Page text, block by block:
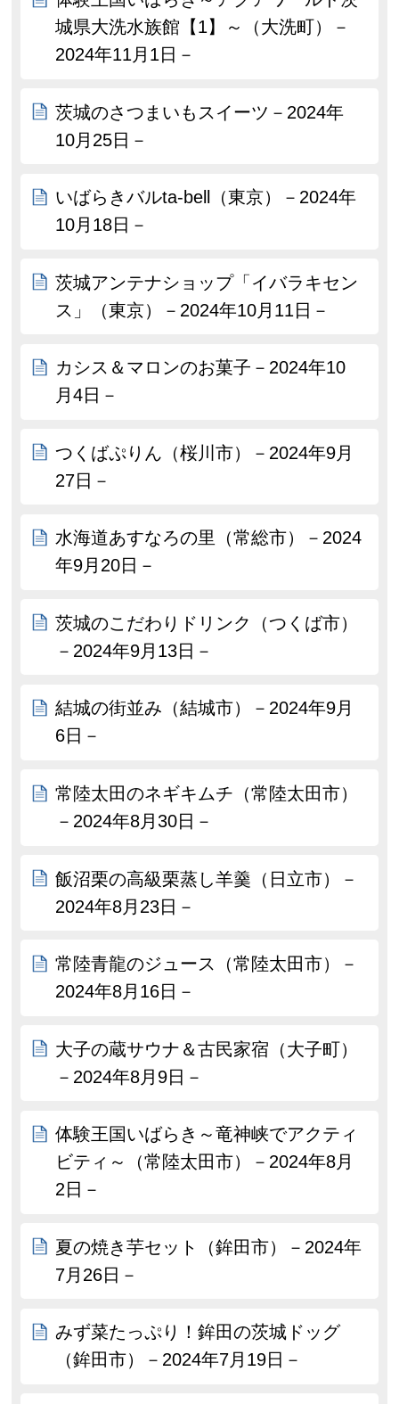
城県大洗水族館【1】～（大洗町）－
2024年11月1日－
茨城のさつまいもスイーツ－2024年
10月25日－
いばらきバルta-bell（東京）－2024年
10月18日－
茨城アンテナショップ「イバラキセン
ス」（東京）－2024年10月11日－
カシス＆マロンのお菓子－2024年10
月4日－
つくばぷりん（桜川市）－2024年9月
27日－
水海道あすなろの里（常総市）－2024
年9月20日－
茨城のこだわりドリンク（つくば市）
－2024年9月13日－
結城の街並み（結城市）－2024年9月
6日－
常陸太田のネギキムチ（常陸太田市）
－2024年8月30日－
飯沼栗の高級栗蒸し羊羹（日立市）－
2024年8月23日－
常陸青龍のジュース（常陸太田市）－
2024年8月16日－
大子の蔵サウナ＆古民家宿（大子町）
－2024年8月9日－
体験王国いばらき～竜神峡でアクティ
ビティ～（常陸太田市）－2024年8月
2日－
夏の焼き芋セット（鉾田市）－2024年
7月26日－
みず菜たっぷり！鉾田の茨城ドッグ
（鉾田市）－2024年7月19日－